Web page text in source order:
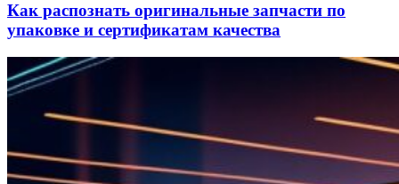
Как распознать оригинальные запчасти по
упаковке и сертификатам качества